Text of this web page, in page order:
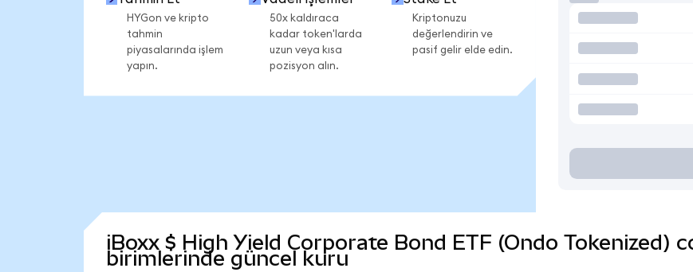
HYGon ve kripto
tahmin
piyasalarında işlem
yapın.
50x kaldıraca
kadar token'larda
uzun veya kısa
pozisyon alın.
Kriptonuzu
değerlendirin ve
pasif gelir elde edin.
iBoxx $ High Yield Corporate Bond ETF (Ondo Tokenized)
birimlerinde güncel kuru